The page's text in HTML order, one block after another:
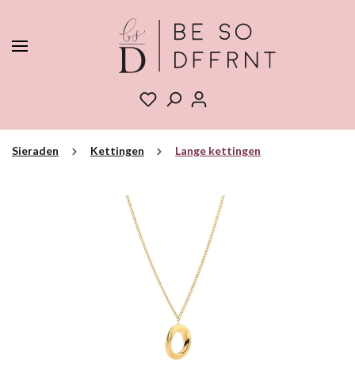
Sieraden Kettingen Lange kettingen